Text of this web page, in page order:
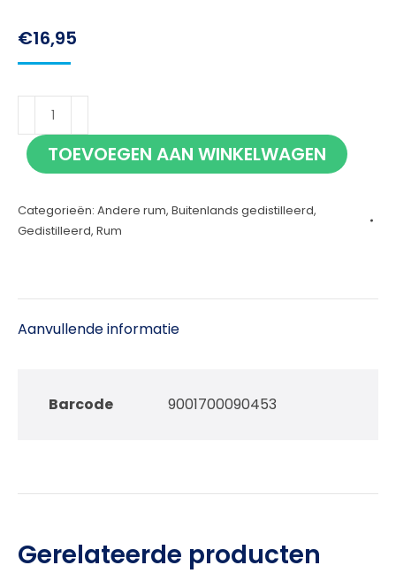
€16,95
Stroh
38%
70cl TOEVOEGEN AAN WINKELWAGEN
Categorieën: Andere rum, Buitenlands gedistilleerd,
Gedistilleerd, Rum
Aanvullende informatie
Barcode 9001700090453
Gerelateerde producten